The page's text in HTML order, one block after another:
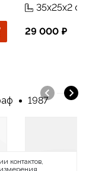
35x25x2 см
29 000
1987
реквизиты
контактов,